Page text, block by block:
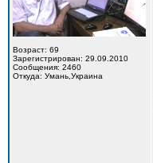
Возраст: 69
Зарегистрирован: 29.09.2010
Сообщения: 2460
Откуда: Умань,Украина